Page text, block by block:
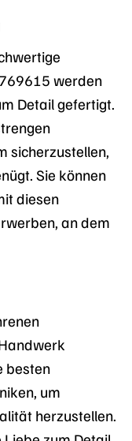
werden
Detail gefertigt.
sicherzustellen,
Sie können
diesen
an dem
besten
um
herzustellen.